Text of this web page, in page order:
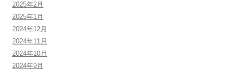
2025年2月
2025年1月
2024年12月
2024年11月
2024年10月
2024年9月